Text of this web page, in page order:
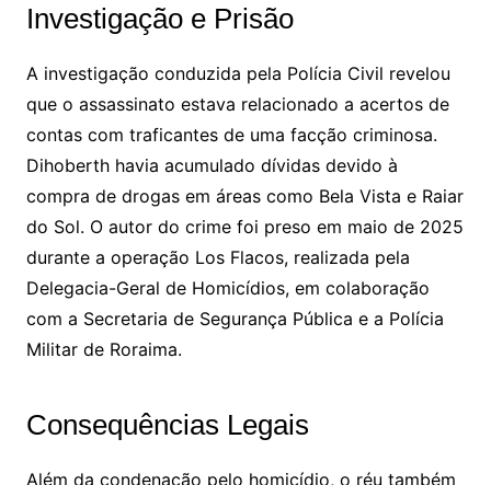
Investigação e Prisão
A investigação conduzida pela Polícia Civil revelou
que o assassinato estava relacionado a acertos de
contas com traficantes de uma facção criminosa.
Dihoberth havia acumulado dívidas devido à
compra de drogas em áreas como Bela Vista e Raiar
do Sol. O autor do crime foi preso em maio de 2025
durante a operação Los Flacos, realizada pela
Delegacia-Geral de Homicídios, em colaboração
com a Secretaria de Segurança Pública e a Polícia
Militar de Roraima.
Consequências Legais
Além da condenação pelo homicídio, o réu também